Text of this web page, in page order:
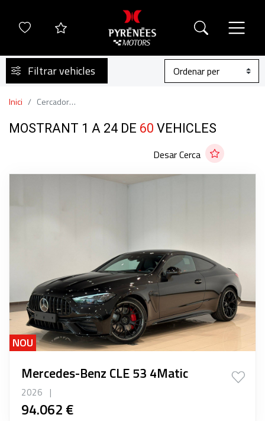
Inici Cercador de Vehicles
Filtrar vehicles
MOSTRANT 1 A 24 DE 60 VEHICLES
Desar Cerca
NOU
Mercedes-Benz CLE 53 4Matic
2026 |
94.062 €